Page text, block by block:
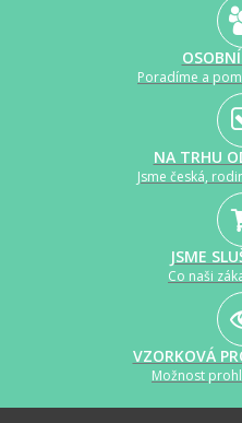
Poradíme a
NA TRHU
Jsme česká,
JSME
Co naši
VZORKOVÁ
Možnost